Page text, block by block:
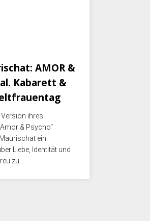
AMOR &
Kabarett &
ihres
& Psycho“
ein
Liebe, Identität und
zu…